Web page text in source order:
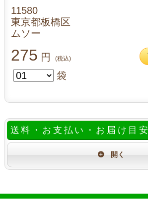
11580
東京都板橋区
ムソー
275 円 (税込)
袋
送料・お支払い・お届け目安